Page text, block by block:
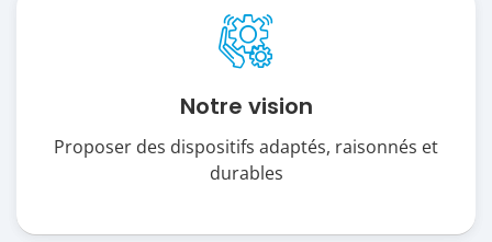
Notre vision
Proposer des dispositifs adaptés, raisonnés et
durables